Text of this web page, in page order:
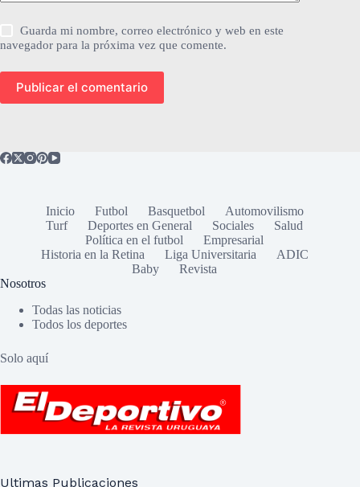
Guarda mi nombre, correo electrónico y web en este
navegador para la próxima vez que comente.
Publicar el comentario
Inicio Futbol Basquetbol
Automovilismo
Turf
Deportes en General Sociales
Salud
Política en el futbol
Empresarial
Historia en la Retina
Liga Universitaria
ADIC
Baby
Revista
Nosotros
Todas las noticias
Todos los deportes
Solo aquí
Ultimas Publicaciones